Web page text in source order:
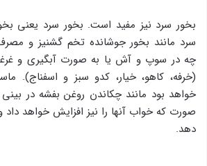
بخور سرد نیز مفید است. بخور سرد یعنی
سرد مانند بخور جوشانده تخم گشنیز و
چه در سوپ و آش یا به صورت آبگیری و
(خرفه، کاهو، خیار، کدو سبز و اسفناج).
خواهد بود مانند چکاندن روغن بفشه در
صورت که خواب آنها را نیز افزایش خواهد
دهد.